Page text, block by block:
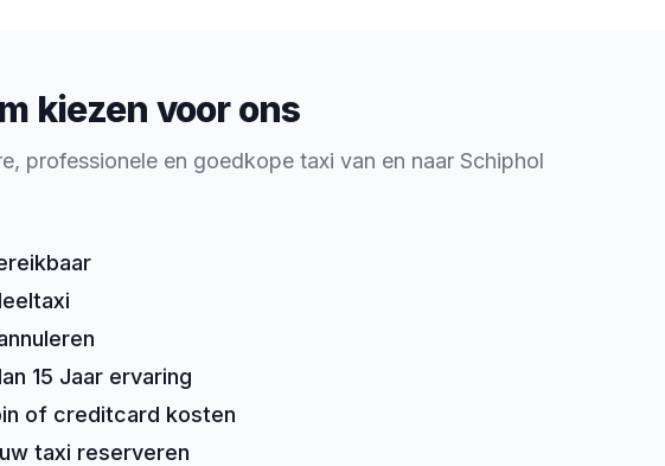
kiezen voor ons
professionele en goedkope taxi van en naar Schiphol
15 Jaar ervaring
of creditcard kosten
taxi reserveren